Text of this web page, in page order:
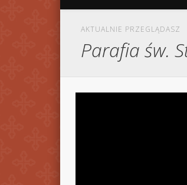
AKTUALNIE PRZEGLĄDASZ
Parafia św.